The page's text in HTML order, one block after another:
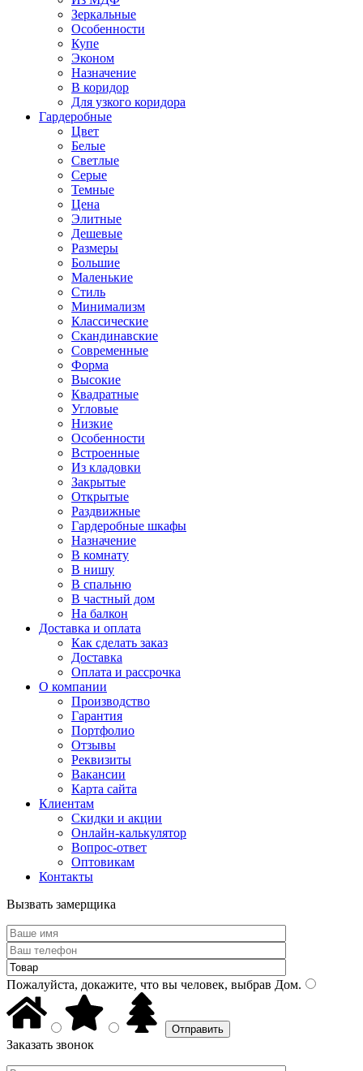
Зеркальные
Особенности
Купе
Эконом
Назначение
В коридор
Для узкого коридора
Гардеробные
Цвет
Белые
Светлые
Серые
Темные
Цена
Элитные
Дешевые
Размеры
Большие
Маленькие
Стиль
Минимализм
Классические
Скандинавские
Современные
Форма
Высокие
Квадратные
Угловые
Низкие
Особенности
Встроенные
Из кладовки
Закрытые
Открытые
Раздвижные
Гардеробные шкафы
Назначение
В комнату
В нишу
В спальню
В частный дом
На балкон
Доставка и оплата
Как сделать заказ
Доставка
Оплата и рассрочка
О компании
Производство
Гарантия
Портфолио
Отзывы
Реквизиты
Вакансии
Карта сайта
Клиентам
Скидки и акции
Онлайн-калькулятор
Вопрос-ответ
Оптовикам
Контакты
Вызвать замерщика
Пожалуйста, докажите, что вы человек, выбрав Дом.
Заказать звонок